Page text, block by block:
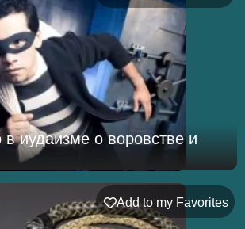
в иудаизме о воровстве и
Add to my Favorites